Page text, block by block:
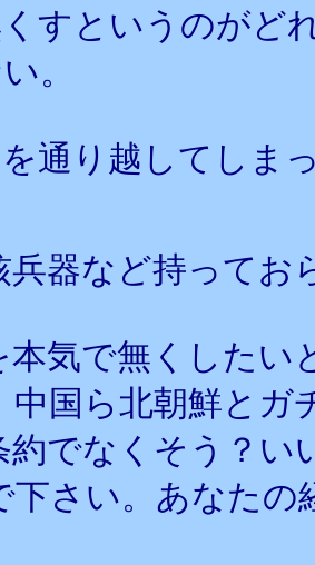
すというのがど
。
を通り越してしま
兵器など持ってお
本気で無くしたい
中国ら北朝鮮とガ
約でなくそう？い
下さい。あなたの